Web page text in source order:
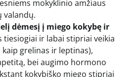
mokyklinio amžiaus
valandų.
dėmesį į miego kokybę ir
tiesiogiai ir labai stipriai veikia
grelinas ir leptinas),
bei augimo hormono
kokybiško miego stipriai